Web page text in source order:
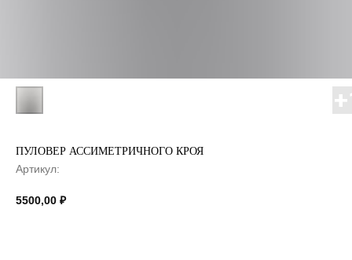
ПУЛОВЕР АССИМЕТРИЧНОГО КРОЯ
Артикул:
5500,00 ₽